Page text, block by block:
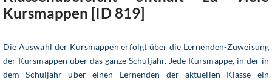
Kursmappen [ID 819]
Die Auswahl der Kursmappen erfolgt über die Lernenden-Zuweisung
der Kursmappen über das ganze Schuljahr. Jede Kursmappe, in der in
dem Schuljahr über einen Lernenden der aktuellen Klasse ein